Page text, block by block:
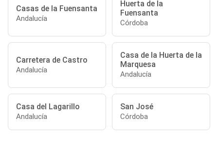
Casas de la Fuensanta
Andalucía
Huerta de la
Fuensanta
Córdoba
Carretera de Castro
Andalucía
Casa de la Huerta de la
Marquesa
Andalucía
Casa del Lagarillo
Andalucía
San José
Córdoba